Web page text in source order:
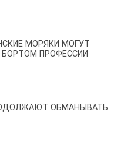
МОРЯКИ МОГУТ
БОРТОМ ПРОФЕССИИ
ОБМАНЫВАТЬ